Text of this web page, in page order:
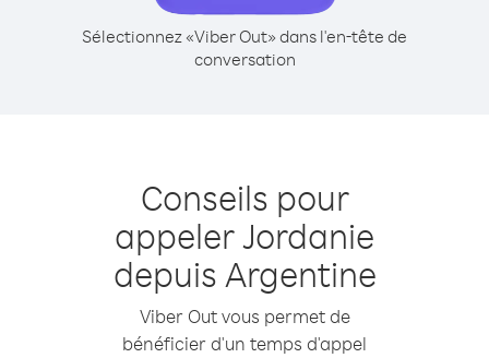
Sélectionnez «Viber Out» dans l'en-tête de
conversation
Conseils pour
appeler Jordanie
depuis Argentine
Viber Out vous permet de
bénéficier d'un temps d'appel